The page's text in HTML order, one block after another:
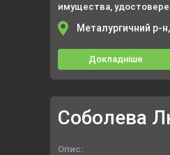
имущества,
оформление
Металургичний р-
Докладніше
Соболева
Опис: